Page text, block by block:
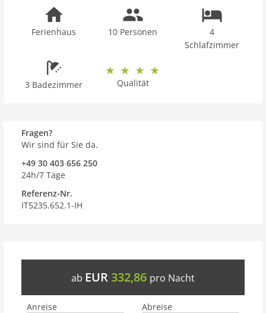
Ferienhaus 10 Personen
4
Schlafzimmer
3 Badezimmer Qualität
Fragen?
Wir sind für Sie da.
+49 30 403 656 250
24h/7 Tage
Referenz-Nr.
IT5235.652.1-IH
ab EUR 332,86 pro Nacht
Anreise Abreise